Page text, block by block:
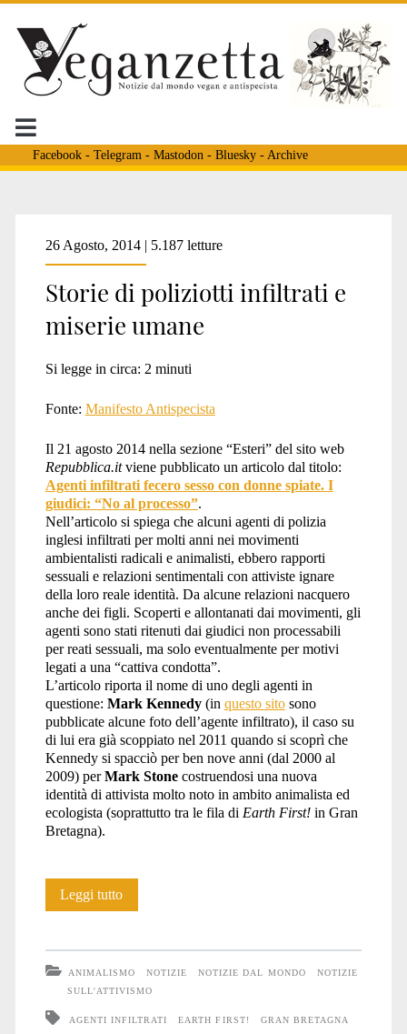
Facebook- Telegram - Mastodon - Bluesky- Archive
Tag:
<span>Val
Susa</span>
26 Agosto, 2014 | 5.187 letture
Storie di poliziotti infiltrati e
miserie umane
Si legge in circa: 2 minuti
Fonte: Manifesto Antispecista
Il 21 agosto 2014 nella sezione “Esteri” del sito web
Repubblica.itviene pubblicato un articolo dal titolo:
Agenti infiltrati fecero sesso con donne spiate. I
giudici: “No al processo”.
Nell’articolo si spiega che alcuni agenti di polizia
inglesi infiltrati per molti anni nei movimenti
ambientalisti radicali e animalisti, ebbero rapporti
sessuali e relazioni sentimentali con attiviste ignare
della loro reale identità. Da alcune relazioni nacquero
anche dei figli. Scoperti e allontanati dai movimenti, gli
agenti sono stati ritenuti dai giudici non processabili
per reati sessuali, ma solo eventualmente per motivi
legati a una “cattiva condotta”.
L’articolo riporta il nome di uno degli agenti in
questione: Mark Kennedy(in questo sitosono
pubblicate alcune foto dell’agente infiltrato), il caso su
di lui era già scoppiato nel 2011 quando si scoprì che
Kennedy si spacciò per ben nove anni (dal 2000 al
2009) perMark Stonecostruendosi una nuova
identità di attivista molto noto in ambito animalista ed
ecologista (soprattutto tra le fila di Earth First!in Gran
Bretagna).
Leggi tuttoStorie
infiltrati
e
ANIMALISMO NOTIZIE NOTIZIE DAL MONDO
NOTIZIE
SULL'ATTIVISMO
AGENTI INFILTRATI EARTH FIRST!
GRAN BRETAGNA